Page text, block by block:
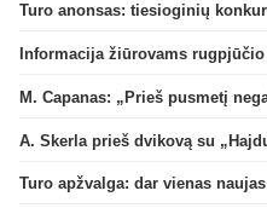
Turo anonsas: tiesioginių
Informacija žiūrovams
Turo apžvalga: dar vienas